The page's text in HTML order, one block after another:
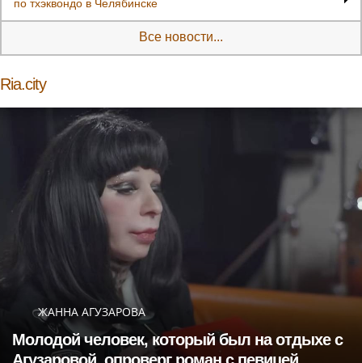
по тхэквондо в Челябинске
Все новости...
Ria.city
ЖАННА АГУЗАРОВА
Молодой человек, который был на отдыхе с